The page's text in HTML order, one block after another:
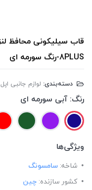
8PLUS-رنگ سورمه ای
دسته‌بندی: لوازم جانبی اپل
رنگ: آبی سورمه ای
ویژگی‌ها
شاخه: سامسونگ
کشور سازنده: چین